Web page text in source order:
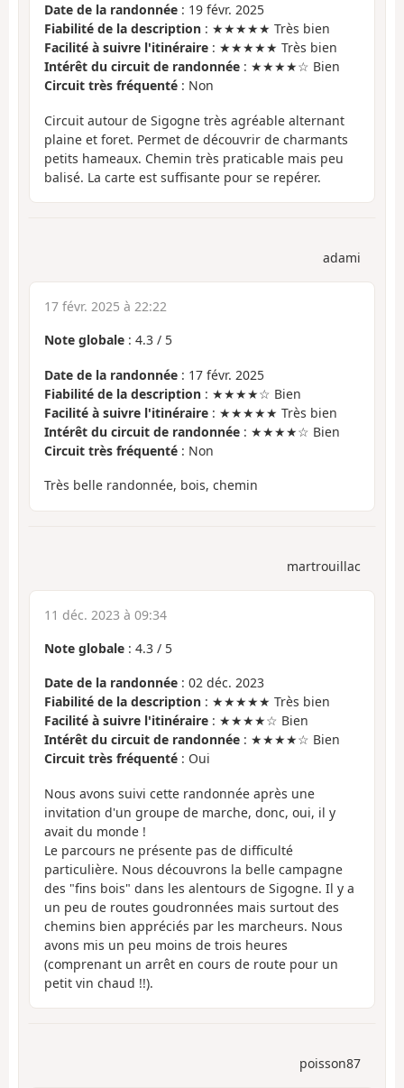
Date de la randonnée : 19 févr. 2025
Fiabilité de la description : ★★★★★ Très bien
Facilité à suivre l'itinéraire : ★★★★★ Très bien
Intérêt du circuit de randonnée : ★★★★☆ Bien
Circuit très fréquenté : Non
Circuit autour de Sigogne très agréable alternant
plaine et foret. Permet de découvrir de charmants
petits hameaux. Chemin très praticable mais peu
balisé. La carte est suffisante pour se repérer.
adami
17 févr. 2025 à 22:22
Note globale : 4.3 / 5
Date de la randonnée : 17 févr. 2025
Fiabilité de la description : ★★★★☆ Bien
Facilité à suivre l'itinéraire : ★★★★★ Très bien
Intérêt du circuit de randonnée : ★★★★☆ Bien
Circuit très fréquenté : Non
Très belle randonnée, bois, chemin
martrouillac
11 déc. 2023 à 09:34
Note globale : 4.3 / 5
Date de la randonnée : 02 déc. 2023
Fiabilité de la description : ★★★★★ Très bien
Facilité à suivre l'itinéraire : ★★★★☆ Bien
Intérêt du circuit de randonnée : ★★★★☆ Bien
Circuit très fréquenté : Oui
Nous avons suivi cette randonnée après une
invitation d'un groupe de marche, donc, oui, il y
avait du monde !
Le parcours ne présente pas de difficulté
particulière. Nous découvrons la belle campagne
des "fins bois" dans les alentours de Sigogne. Il y a
un peu de routes goudronnées mais surtout des
chemins bien appréciés par les marcheurs. Nous
avons mis un peu moins de trois heures
(comprenant un arrêt en cours de route pour un
petit vin chaud !!).
poisson87